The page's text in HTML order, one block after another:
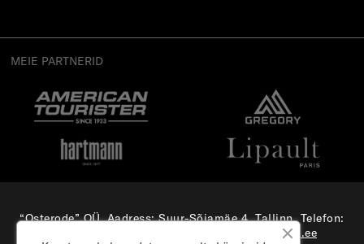
MEIE PARTNERID
“Osterode” OÜ, Aadress: Suur-Sõjamäe 4, Tallinn, Telefon:
e-pood@samsonite.ee